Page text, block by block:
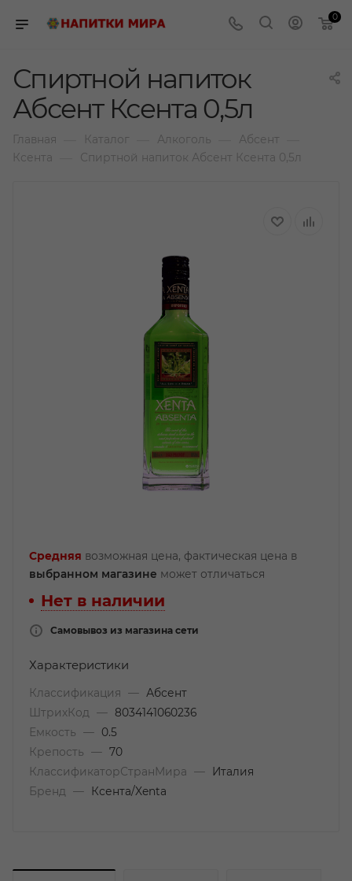
0
Спиртной напиток
Абсент Ксента 0,5л
Главная Каталог Алкоголь Абсент
Ксента Спиртной напиток Абсент Ксента 0,5л
Средняя возможная цена, фактическая цена в
выбранном магазине может отличаться
Нет в наличии
Самовывоз из магазина сети
Характеристики
Классификация —
Абсент
ШтрихКод
—
8034141060236
Емкость
—
0.5
Крепость
— 70
КлассификаторСтранМира
—
Италия
Бренд
— Ксента/Xenta